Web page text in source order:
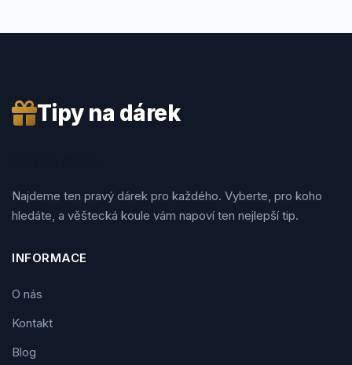
Tipy na dárek
Najdeme ten pravý dárek pro každého. Vyberte, pro koho
hledáte, a věštecká koule vám napoví ten nejlepší tip.
INFORMACE
O nás
Kontakt
Blog